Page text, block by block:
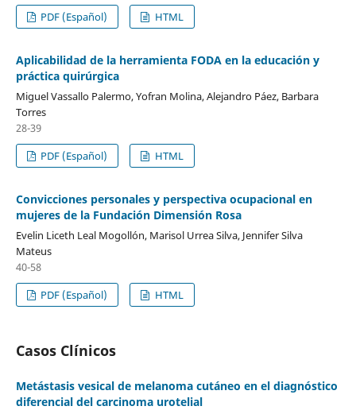
PDF (Español)
HTML
Aplicabilidad de la herramienta FODA en la educación y
práctica quirúrgica
Miguel Vassallo Palermo, Yofran Molina, Alejandro Páez, Barbara
Torres
28-39
PDF (Español)
HTML
Convicciones personales y perspectiva ocupacional en
mujeres de la Fundación Dimensión Rosa
Evelin Liceth Leal Mogollón, Marisol Urrea Silva, Jennifer Silva
Mateus
40-58
PDF (Español)
HTML
Casos Clínicos
Metástasis vesical de melanoma cutáneo en el diagnóstico
diferencial del carcinoma urotelial